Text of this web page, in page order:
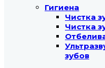
Гигиена
Чистка
Чистка
зубов